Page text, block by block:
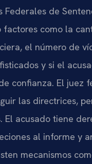
Federales de
factores como la
el número de
y si el
confianza. El juez
las directrices,
El acusado tiene
al informe y
mecanismos